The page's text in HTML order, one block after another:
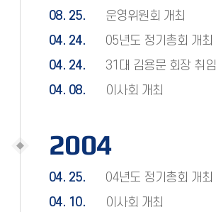
08. 25.
운영위원회 개최
04. 24.
05년도 정기총회 개최
04. 24.
31대 김용문 회장 취임
04. 08.
이사회 개최
2004
04. 25.
04년도 정기총회 개최
04. 10.
이사회 개최